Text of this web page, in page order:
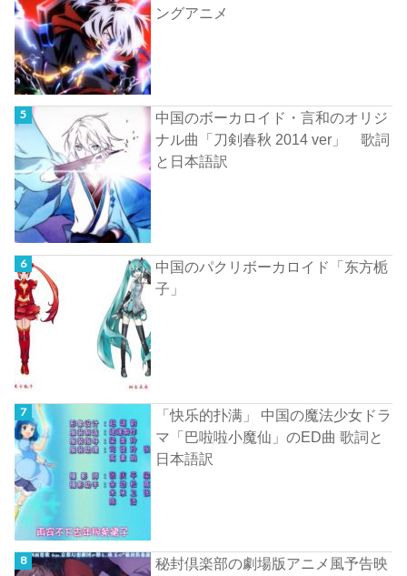
ングアニメ
中国のボーカロイド・言和のオリジ
ナル曲「刀剣春秋 2014 ver」 歌詞
と日本語訳
中国のパクリボーカロイド「东方栀
子」
「快乐的扑满」 中国の魔法少女ドラ
マ「巴啦啦小魔仙」のED曲 歌詞と
日本語訳
秘封倶楽部の劇場版アニメ風予告映